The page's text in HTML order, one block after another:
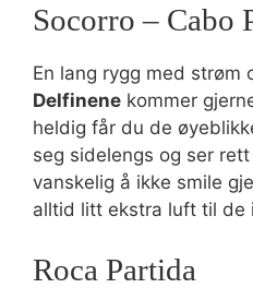
Socorro – Cabo
En lang rygg med strøm
Delfinene kommer
heldig får du de
seg sidelengs og ser
vanskelig å ikke smile
alltid litt ekstra luft til de
Roca Partida